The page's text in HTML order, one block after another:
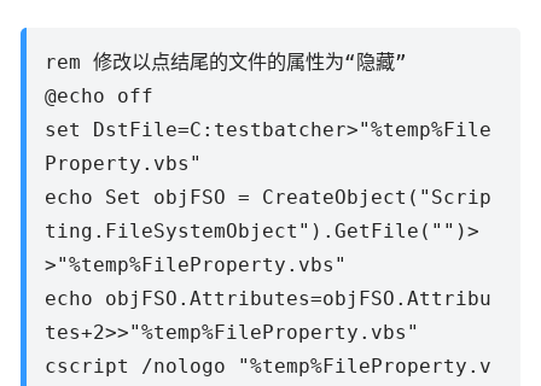
rem 修改以点结尾的文件的属性为“隐藏”
@echo off
set DstFile=C:testbatcher>"%temp%File
Property.vbs"
echo Set objFSO = CreateObject("Scrip
ting.FileSystemObject").GetFile("")>
>"%temp%FileProperty.vbs"
echo objFSO.Attributes=objFSO.Attribu
tes+2>>"%temp%FileProperty.vbs"
cscript /nologo "%temp%FileProperty.v